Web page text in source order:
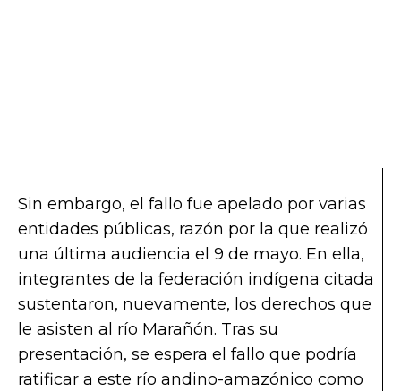
Sin embargo, el fallo fue apelado por varias
entidades públicas, razón por la que realizó
una última audiencia el 9 de mayo. En ella,
integrantes de la federación indígena citada
sustentaron, nuevamente, los derechos que
le asisten al río Marañón. Tras su
presentación, se espera el fallo que podría
ratificar a este río andino-amazónico como